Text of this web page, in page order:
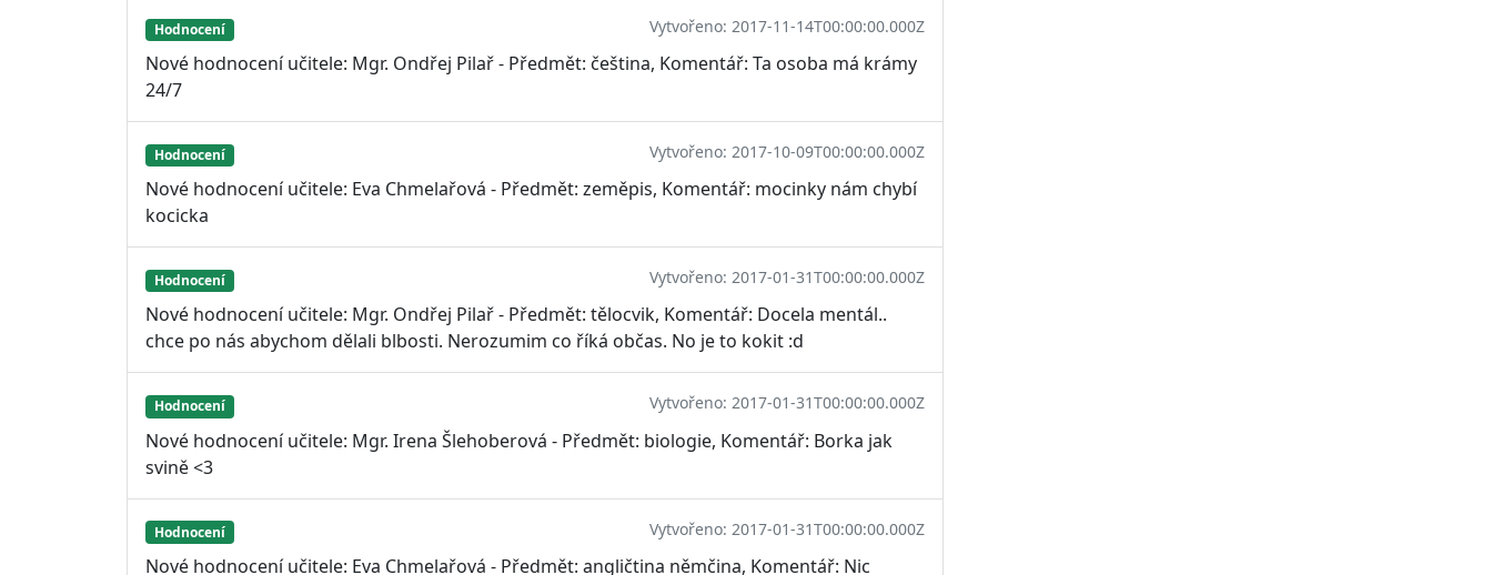
Hodnocení Vytvořeno: 2017-11-14T00:00:00.000Z
Nové hodnocení učitele: Mgr. Ondřej Pilař - Předmět: čeština, Komentář: Ta osoba má krámy
24/7
Hodnocení Vytvořeno: 2017-10-09T00:00:00.000Z
Nové hodnocení učitele: Eva Chmelařová - Předmět: zeměpis, Komentář: mocinky nám chybí
kocicka
Hodnocení Vytvořeno: 2017-01-31T00:00:00.000Z
Nové hodnocení učitele: Mgr. Ondřej Pilař - Předmět: tělocvik, Komentář: Docela mentál..
chce po nás abychom dělali blbosti. Nerozumim co říká občas. No je to kokit :d
Hodnocení Vytvořeno: 2017-01-31T00:00:00.000Z
Nové hodnocení učitele: Mgr. Irena Šlehoberová - Předmět: biologie, Komentář: Borka jak
svině <3
Hodnocení Vytvořeno: 2017-01-31T00:00:00.000Z
Nové hodnocení učitele: Eva Chmelařová - Předmět: angličtina němčina, Komentář: Nic